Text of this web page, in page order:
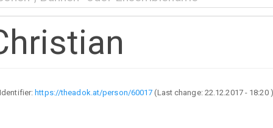
Identifier:https://theadok.at/person/60017 (Last change: 22.12.2017 - 18:20)